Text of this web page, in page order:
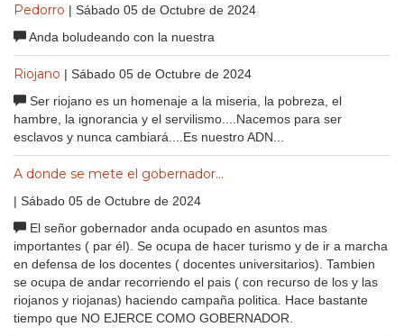
Pedorro | Sábado 05 de Octubre de 2024
Anda boludeando con la nuestra
Riojano | Sábado 05 de Octubre de 2024
Ser riojano es un homenaje a la miseria, la pobreza, el
hambre, la ignorancia y el servilismo....Nacemos para ser
esclavos y nunca cambiará....Es nuestro ADN...
A donde se mete el gobernador...
| Sábado 05 de Octubre de 2024
El señor gobernador anda ocupado en asuntos mas
importantes ( par él). Se ocupa de hacer turismo y de ir a marcha
en defensa de los docentes ( docentes universitarios). Tambien
se ocupa de andar recorriendo el pais ( con recurso de los y las
riojanos y riojanas) haciendo campaña politica. Hace bastante
tiempo que NO EJERCE COMO GOBERNADOR.